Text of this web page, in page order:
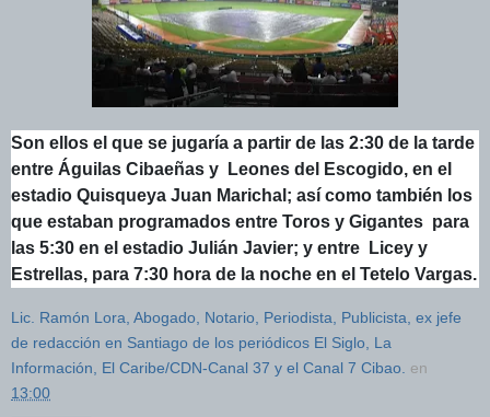
Son ellos el que se jugaría a partir de las 2:30 de la tarde
entre Águilas Cibaeñas y Leones del Escogido, en el
estadio Quisqueya Juan Marichal; así como también los
que estaban programados entre Toros y Gigantes para
las 5:30 en el estadio Julián Javier; y entre Licey y
Estrellas, para 7:30 hora de la noche en el Tetelo Vargas.
Lic. Ramón Lora, Abogado, Notario, Periodista, Publicista, ex jefe
de redacción en Santiago de los periódicos El Siglo, La
Información, El Caribe/CDN-Canal 37 y el Canal 7 Cibao. en
13:00